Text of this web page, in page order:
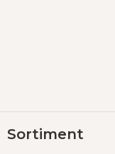
áSortiment